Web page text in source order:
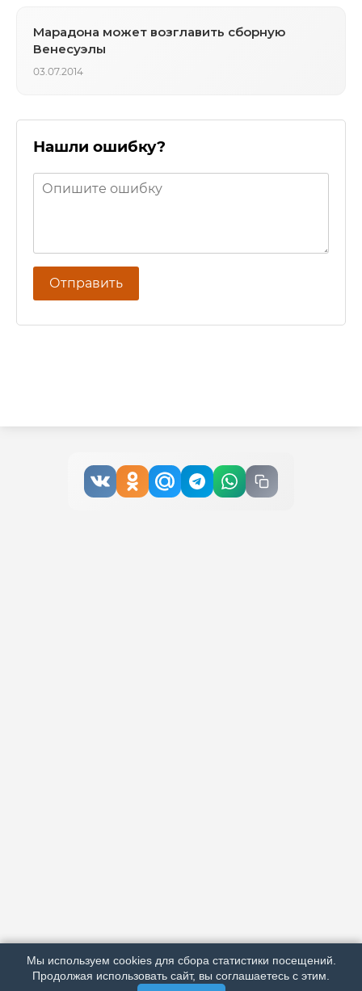
РЕКЛАМА У НАС
МЫ В СОЦСЕТЯХ
Марадона может возглавить сборную
Венесуэлы
03.07.2014
Нашли ошибку?
Отправить
Мы используем cookies для сбора статистики посещений.
Продолжая использовать сайт, вы соглашаетесь с этим.